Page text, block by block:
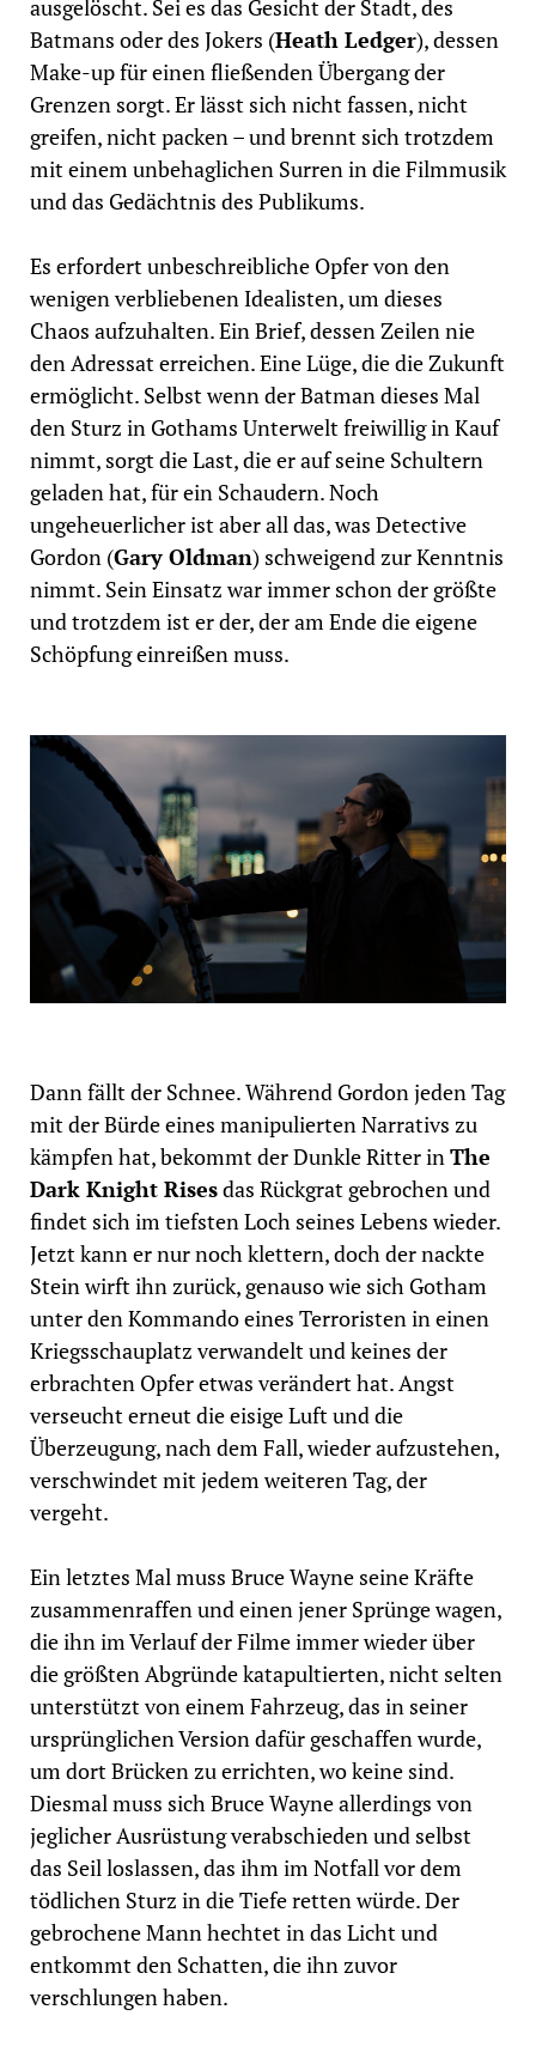
ausgelöscht. Sei es das Gesicht der Stadt, des
Batmans oder des Jokers (Heath Ledger), dessen
Make-up für einen fließenden Übergang der
Grenzen sorgt. Er lässt sich nicht fassen, nicht
greifen, nicht packen – und brennt sich trotzdem
mit einem unbehaglichen Surren in die Filmmusik
und das Gedächtnis des Publikums.
Es erfordert unbeschreibliche Opfer von den
wenigen verbliebenen Idealisten, um dieses
Chaos aufzuhalten. Ein Brief, dessen Zeilen nie
den Adressat erreichen. Eine Lüge, die die Zukunft
ermöglicht. Selbst wenn der Batman dieses Mal
den Sturz in Gothams Unterwelt freiwillig in Kauf
nimmt, sorgt die Last, die er auf seine Schultern
geladen hat, für ein Schaudern. Noch
ungeheuerlicher ist aber all das, was Detective
Gordon (Gary Oldman) schweigend zur Kenntnis
nimmt. Sein Einsatz war immer schon der größte
und trotzdem ist er der, der am Ende die eigene
Schöpfung einreißen muss.
Dann fällt der Schnee. Während Gordon jeden Tag
mit der Bürde eines manipulierten Narrativs zu
kämpfen hat, bekommt der Dunkle Ritter inThe
Dark Knight Risesdas Rückgrat gebrochen und
findet sich im tiefsten Loch seines Lebens wieder.
Jetzt kann er nur noch klettern, doch der nackte
Stein wirft ihn zurück, genauso wie sich Gotham
unter den Kommando eines Terroristen in einen
Kriegsschauplatz verwandelt und keines der
erbrachten Opfer etwas verändert hat. Angst
verseucht erneut die eisige Luft und die
Überzeugung, nach dem Fall, wieder aufzustehen,
verschwindet mit jedem weiteren Tag, der
vergeht.
Ein letztes Mal muss Bruce Wayne seine Kräfte
zusammenraffen und einen jener Sprünge wagen,
die ihn im Verlauf der Filme immer wieder über
die größten Abgründe katapultierten, nicht selten
unterstützt von einem Fahrzeug, das in seiner
ursprünglichen Version dafür geschaffen wurde,
um dort Brücken zu errichten, wo keine sind.
Diesmal muss sich Bruce Wayne allerdings von
jeglicher Ausrüstung verabschieden und selbst
das Seil loslassen, das ihm im Notfall vor dem
tödlichen Sturz in die Tiefe retten würde. Der
gebrochene Mann hechtet in das Licht und
entkommt den Schatten, die ihn zuvor
verschlungen haben.